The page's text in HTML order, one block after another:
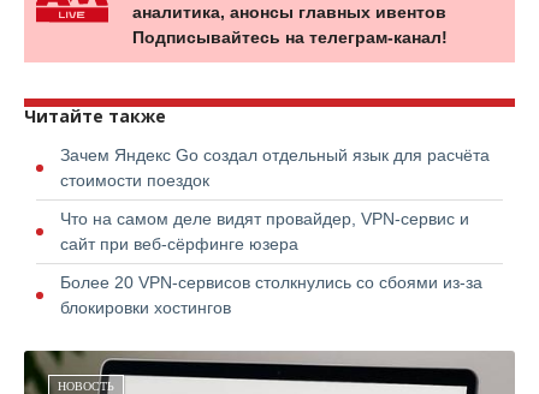
аналитика, анонсы главных ивентов
Подписывайтесь на телеграм-канал!
Читайте также
Зачем Яндекс Go создал отдельный язык для расчёта
стоимости поездок
Что на самом деле видят провайдер, VPN-сервис и
сайт при веб-сёрфинге юзера
Более 20 VPN-сервисов столкнулись со сбоями из-за
блокировки хостингов
НОВОСТЬ